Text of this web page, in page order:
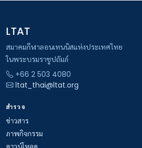
LTAT
สมาคมกีฬาลอนเทนนิสแห่งประเทศไทย
ในพระบรมราชูปถัมภ์
+66 2 503 4080
ltat_thai@ltat.org
สำรวจ
ข่าวสาร
ภาพกิจกรรม